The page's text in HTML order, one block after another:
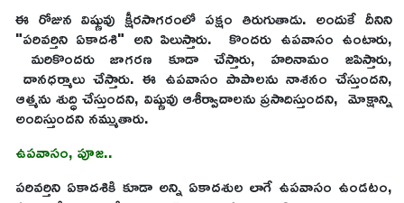
ఈ రోజున విష్ణువు క్షీరసాగరంలో పక్షం తిరుగుతాడు. అందుకే దీనిని
"పరివర్తిని ఏకాదశి" అని పిలుస్తారు. కొందరు ఉపవాసం ఉంటారు,
మరికొందరు జాగరణ కూడా చేస్తారు, హరినామం జపిస్తారు,
దానధర్మాలు చేస్తారు. ఈ ఉపవాసం పాపాలను నాశనం చేస్తుందని,
ఆత్మను శుద్ధి చేస్తుందని, విష్ణువు ఆశీర్వాదాలను ప్రసాదిస్తుందని, మోక్షాన్ని
అందిస్తుందని నమ్ముతారు.
ఉపవాసం, పూజ..
పరివర్తిని ఏకాదశికి కూడా అన్ని ఏకాదశుల లాగే ఉపవాసం ఉండటం,